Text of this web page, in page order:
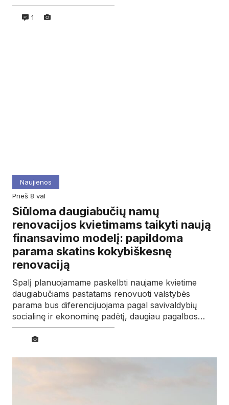
1
Naujienos
prieš 8 val
Siūloma daugiabučių namų
renovacijos kvietimams taikyti naują
finansavimo modelį: papildoma
parama skatins kokybiškesnę
renovaciją
Spalį planuojamame paskelbti naujame kvietime
daugiabučiams pastatams renovuoti valstybės
parama bus diferencijuojama pagal savivaldybių
socialinę ir ekonominę padėtį, daugiau pagalbos…